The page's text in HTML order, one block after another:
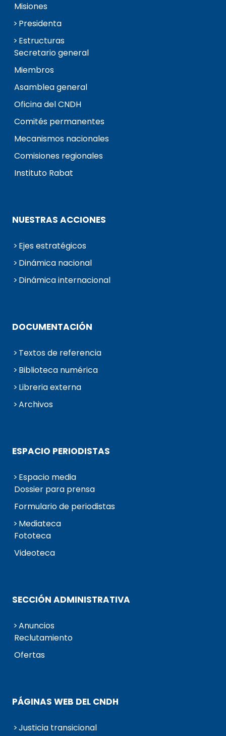
Misiones
Presidenta
Estructuras
Secretario general
Miembros
Asamblea general
Oficina del CNDH
Comités permanentes
Mecanismos nacionales
Comisiones regionales
Instituto Rabat
NUESTRAS ACCIONES
Ejes estratégicos
Dinámica nacional
Dinámica internacional
DOCUMENTACIÓN
Textos de referencia
Biblioteca numérica
Libreria externa
Archivos
ESPACIO PERIODISTAS
Espacio media
Dossier para prensa
Formulario de periodistas
Mediateca
Fototeca
Videoteca
SECCIÓN ADMINISTRATIVA
Anuncios
Reclutamiento
Ofertas
PÁGINAS WEB DEL CNDH
Justicia transicional